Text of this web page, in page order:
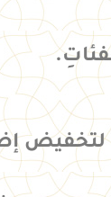
لتخفيض